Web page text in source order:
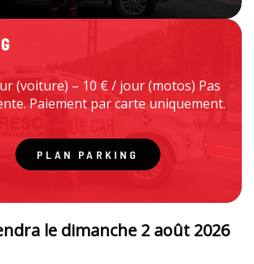
(voiture) – 10 € / jour (motos) Pas
Paiement par carte uniquement.
PLAN PARKING
le dimanche 2 août 2026